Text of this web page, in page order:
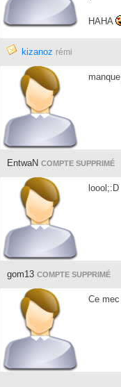
HAHA
kizanoz rémi
EntwaN COMPTE SUPPRIMÉ
loool;:D
gom13 COMPTE SUPPRIMÉ
Ce